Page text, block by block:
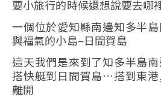
要小旅行的時候還想說要去哪
一個位於愛知縣南邊知多半
與福氣的小島–日間賀島
這天我們是來到了知多半島
搭快艇到日間賀島…搭到東
離開